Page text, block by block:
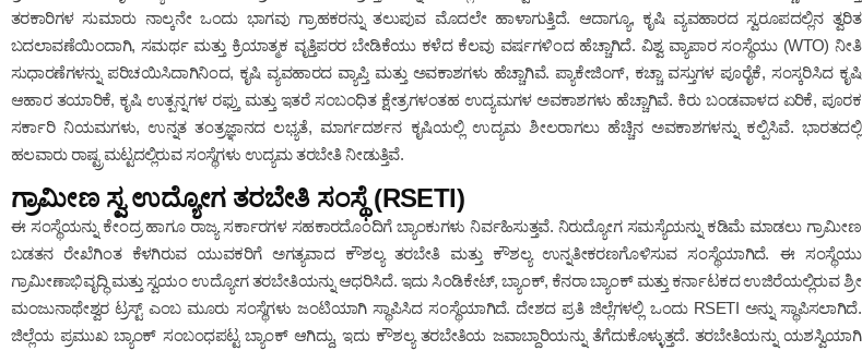
ತರಕಾರಿಗಳ ಸುಮಾರು ನಾಲ್ಕನೇ ಒಂದು ಭಾಗವು ಗ್ರಾಹಕರನ್ನು ತಲುಪುವ ಮೊದಲೇ ಹಾಳಾಗುತ್ತಿದೆ. ಆದಾಗ್ಯೂ, ಕೃಷಿ ವ್ಯವಹಾರದ ಸ್ವರೂಪದಲ್ಲಿನ ತ್ವರಿತ
ಬದಲಾವಣೆಯಿಂದಾಗಿ, ಸಮರ್ಥ ಮತ್ತು ಕ್ರಿಯಾತ್ಮಕ ವೃತ್ತಿಪರರ ಬೇಡಿಕೆಯು ಕಳೆದ ಕೆಲವು ವರ್ಷಗಳಿಂದ ಹೆಚ್ಚಾಗಿದೆ. ವಿಶ್ವ ವ್ಯಾಪಾರ ಸಂಸ್ಥೆಯು (WTO) ನೀತಿ
ಸುಧಾರಣೆಗಳನ್ನು ಪರಿಚಯಿಸಿದಾಗಿನಿಂದ, ಕೃಷಿ ವ್ಯವಹಾರದ ವ್ಯಾಪ್ತಿ ಮತ್ತು ಅವಕಾಶಗಳು ಹೆಚ್ಚಾಗಿವೆ. ಪ್ಯಾಕೇಜಿಂಗ್, ಕಚ್ಚಾ ವಸ್ತುಗಳ ಪೂರೈಕೆ, ಸಂಸ್ಕರಿಸಿದ ಕೃಷಿ
ಆಹಾರ ತಯಾರಿಕೆ, ಕೃಷಿ ಉತ್ಪನ್ನಗಳ ರಫ್ತು ಮತ್ತು ಇತರೆ ಸಂಬಂಧಿತ ಕ್ಷೇತ್ರಗಳಂತಹ ಉದ್ಯಮಗಳ ಅವಕಾಶಗಳು ಹೆಚ್ಚಾಗಿವೆ. ಕಿರು ಬಂಡವಾಳದ ಏರಿಕೆ, ಪೂರಕ
ಸರ್ಕಾರಿ ನಿಯಮಗಳು, ಉನ್ನತ ತಂತ್ರಜ್ಞಾನದ ಲಭ್ಯತೆ, ಮಾರ್ಗದರ್ಶನ ಕೃಷಿಯಲ್ಲಿ ಉದ್ಯಮ ಶೀಲರಾಗಲು ಹೆಚ್ಚಿನ ಅವಕಾಶಗಳನ್ನು ಕಲ್ಪಿಸಿವೆ. ಭಾರತದಲ್ಲಿ
ಹಲವಾರು ರಾಷ್ಟ್ರಮಟ್ಟದಲ್ಲಿರುವ ಸಂಸ್ಥೆಗಳು ಉದ್ಯಮ ತರಬೇತಿ ನೀಡುತ್ತಿವೆ.
ಗ್ರಾಮೀಣ ಸ್ವ ಉದ್ಯೋಗ ತರಬೇತಿ ಸಂಸ್ಥೆ (RSETI)
ಈ ಸಂಸ್ಥೆಯನ್ನು ಕೇಂದ್ರ ಹಾಗೂ ರಾಜ್ಯ ಸರ್ಕಾರಗಳ ಸಹಕಾರದೊಂದಿಗೆ ಬ್ಯಾಂಕುಗಳು ನಿರ್ವಹಿಸುತ್ತವೆ. ನಿರುದ್ಯೋಗ ಸಮಸ್ಯೆಯನ್ನು ಕಡಿಮೆ ಮಾಡಲು ಗ್ರಾಮೀಣ
ಬಡತನ ರೇಖೆಗಿಂತ ಕೆಳಗಿರುವ ಯುವಕರಿಗೆ ಅಗತ್ಯವಾದ ಕೌಶಲ್ಯ ತರಬೇತಿ ಮತ್ತು ಕೌಶಲ್ಯ ಉನ್ನತೀಕರಣಗೊಳಿಸುವ ಸಂಸ್ಥೆಯಾಗಿದೆ. ಈ ಸಂಸ್ಥೆಯು
ಗ್ರಾಮೀಣಾಭಿವೃದ್ಧಿ ಮತ್ತು ಸ್ವಯಂ ಉದ್ಯೋಗ ತರಬೇತಿಯನ್ನು ಆಧರಿಸಿದೆ. ಇದು ಸಿಂಡಿಕೇಟ್, ಬ್ಯಾಂಕ್, ಕೆನರಾ ಬ್ಯಾಂಕ್ ಮತ್ತು ಕರ್ನಾಟಕದ ಉಜಿರೆಯಲ್ಲಿರುವ ಶ್ರೀ
ಮಂಜುನಾಥೇಶ್ವರ ಟ್ರಸ್ಟ್ ಎಂಬ ಮೂರು ಸಂಸ್ಥೆಗಳು ಜಂಟಿಯಾಗಿ ಸ್ಥಾಪಿಸಿದ ಸಂಸ್ಥೆಯಾಗಿದೆ. ದೇಶದ ಪ್ರತಿ ಜಿಲ್ಲೆಗಳಲ್ಲಿ ಒಂದು RSETI ಅನ್ನು ಸ್ಥಾಪಿಸಲಾಗಿದೆ.
ಜಿಲ್ಲೆಯ ಪ್ರಮುಖ ಬ್ಯಾಂಕ್ ಸಂಬಂಧಪಟ್ಟ ಬ್ಯಾಂಕ್‌ ಆಗಿದ್ದು, ಇದು ಕೌಶಲ್ಯ ತರಬೇತಿಯ ಜವಾಬ್ದಾರಿಯನ್ನು ತೆಗೆದುಕೊಳ್ಳುತ್ತದೆ. ತರಬೇತಿಯನ್ನು ಯಶಸ್ವಿಯಾಗಿ